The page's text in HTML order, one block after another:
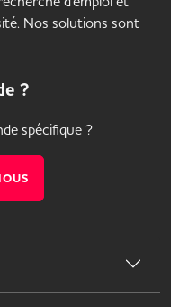
Nos solutions sont
?
spécifique ?